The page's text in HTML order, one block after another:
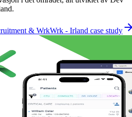
& WrkWrk - Irland case study